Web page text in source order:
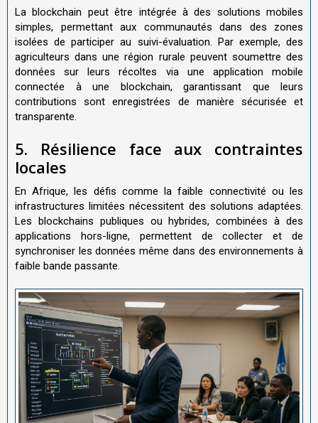
La blockchain peut être intégrée à des solutions mobiles
simples, permettant aux communautés dans des zones
isolées de participer au suivi-évaluation. Par exemple, des
agriculteurs dans une région rurale peuvent soumettre des
données sur leurs récoltes via une application mobile
connectée à une blockchain, garantissant que leurs
contributions sont enregistrées de manière sécurisée et
transparente.
5. Résilience face aux contraintes
locales
En Afrique, les défis comme la faible connectivité ou les
infrastructures limitées nécessitent des solutions adaptées.
Les blockchains publiques ou hybrides, combinées à des
applications hors-ligne, permettent de collecter et de
synchroniser les données même dans des environnements à
faible bande passante.